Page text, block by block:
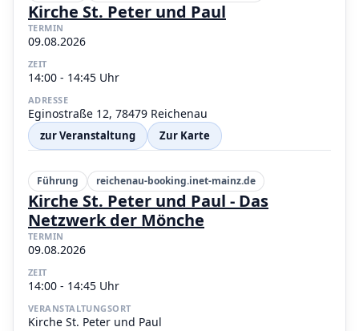
Kirche St. Peter und Paul
TERMIN
09.08.2026
ZEIT
14:00 - 14:45 Uhr
ADRESSE
Eginostraße 12, 78479 Reichenau
zur Veranstaltung Zur Karte
Führung reichenau-booking.inet-mainz.de
Kirche St. Peter und Paul - Das
Netzwerk der Mönche
TERMIN
09.08.2026
ZEIT
14:00 - 14:45 Uhr
VERANSTALTUNGSORT
Kirche St. Peter und Paul